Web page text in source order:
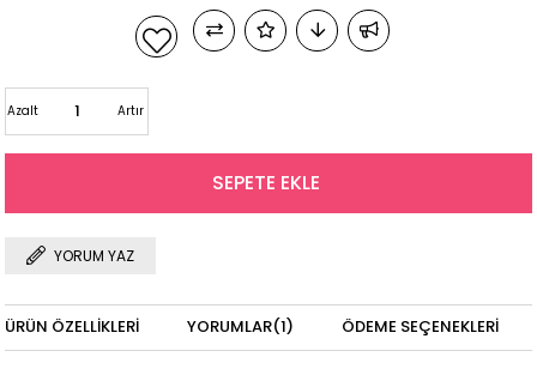
Artır
Azalt
YORUM YAZ
ÜRÜN ÖZELLIKLERI YORUMLAR(1) ÖDEME SEÇENEKLERI